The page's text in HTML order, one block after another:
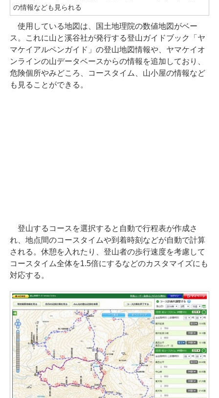
の情報なども見られる
使用している地図は、国土地理院の数値地図がベー
ス。これに山と溪谷社が発行する登山ガイドブック「ヤ
マケイアルペンガイド」の登山地図情報や、ヤマケイオ
ンラインの山データベースからの情報を追加しており、
危険個所やみどころ、コースタイム、山小屋の情報など
も見ることができる。
登山するコースを選択すると自動で行程表が作成さ
れ、地点間のコースタイムや到着時刻などが自動で計算
される。休憩を入れたり、登山者の歩行速度を考慮して
コースタイム全体を1.5倍にするなどのカスタマイズにも
対応する。